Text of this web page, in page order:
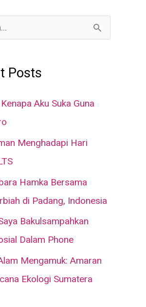
Posts
Aku Suka Guna
Menghadapi Hari
Hamka Bersama
di Padang, Indonesia
Bakulsampahkan
Dalam Phone
Mengamuk: Amaran
Ekologi Sumatera